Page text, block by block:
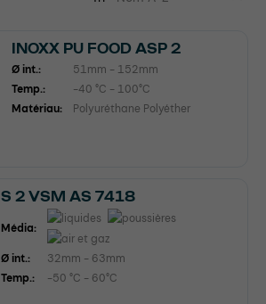
INOXX PU FOOD ASP 2
Ø int.:
51mm - 152mm
Temp.:
-40 °C - 100°C
Matériau:
Polyuréthane Polyéther
S 2 VSM AS 7418
Média:
Ø int.:
32mm - 63mm
Temp.:
-50 °C - 60°C